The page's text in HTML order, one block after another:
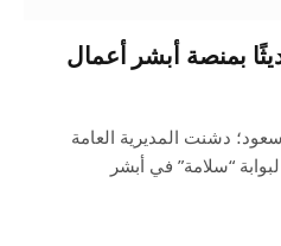
دشنت المديرية العامة
جديدة لبوابة “سلامة” في أبشر